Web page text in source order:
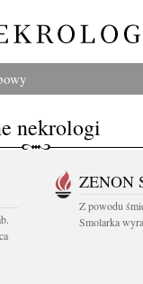
nekrologi
ZENON
Z powodu
Smolarka